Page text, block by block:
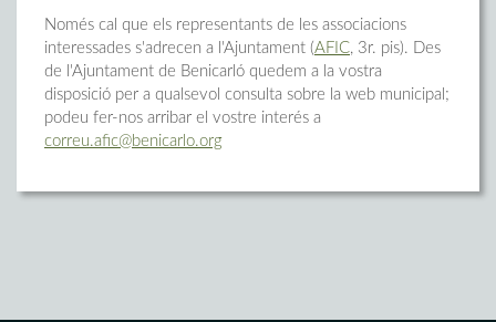
Només cal que els representants de les associacions
interessades s'adrecen a l'Ajuntament (AFIC, 3r. pis). Des
de l'Ajuntament de Benicarló quedem a la vostra
disposició per a qualsevol consulta sobre la web municipal;
podeu fer-nos arribar el vostre interés a
correu.afic@benicarlo.org